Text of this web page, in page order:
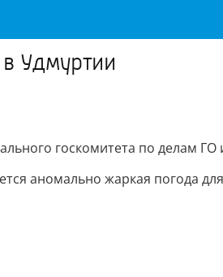
Удмуртии
госкомитета по делам
аномально жаркая погода